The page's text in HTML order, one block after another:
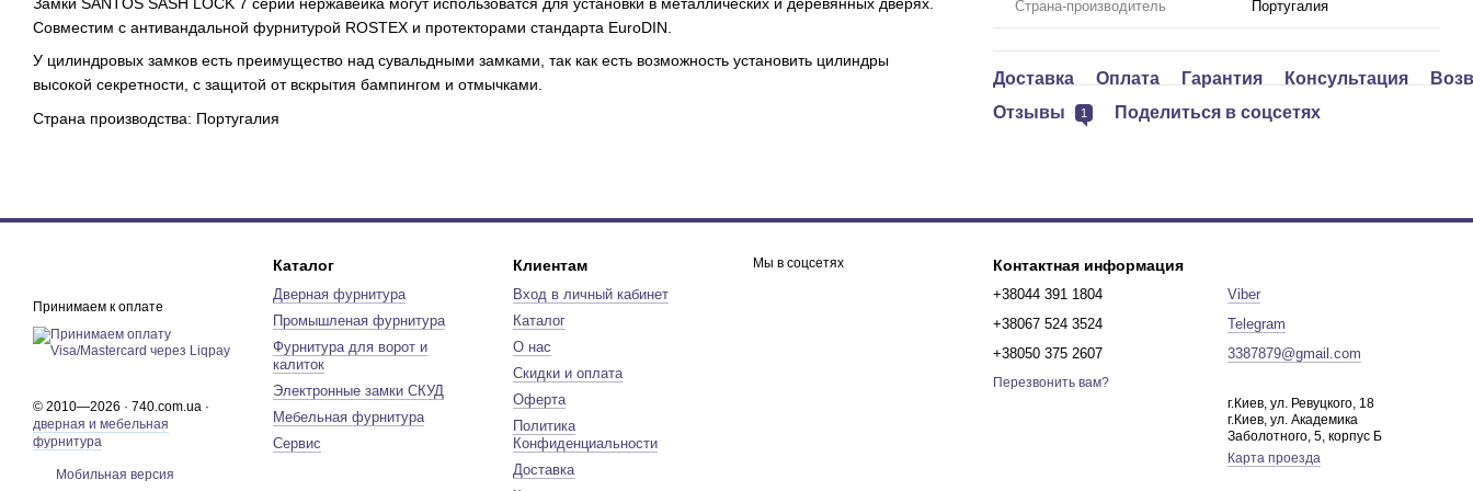
Совместим с антивандальной фурнитурой ROSTEX и протекторами стандарта EuroDIN.
У цилиндровых замков есть преимущество над сувальдными замками, так как есть возможность установить цилиндры
высокой секретности, с защитой от вскрытия бампингом и отмычками.
Страна производства: Португалия
Страна-производитель Португалия
Доставка Оплата Гарантия Консультация
Отзывы
1 Поделиться в соцсетях
Принимаем к оплате
© 2010—2026 · 740.com.ua ·
дверная и мебельная
фурнитура
Мобильная версия
Каталог
Дверная фурнитура
Промышленая фурнитура
Фурнитура для ворот и
калиток
Электронные замки СКУД
Мебельная фурнитура
Сервис
Клиентам
Вход в личный кабинет
Каталог
О нас
Скидки и оплата
Оферта
Политика
Конфиденциальности
Доставка
Мы в соцсетях Контактная информация
+38044 391 1804
+38067 524 3524
+38050 375 2607
Перезвонить вам?
Viber
Telegram
3387879@gmail.com
г.Киев, ул. Ревуцкого, 18
г.Киев, ул. Академика
Заболотного, 5, корпус Б
Карта проезда